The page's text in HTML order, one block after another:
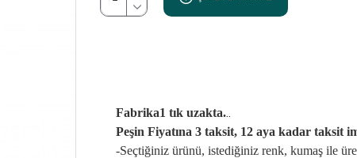
Fabrika1 tık uzakta...
Peşin Fiyatına 3 taksit, 12 aya kadar taksit
-Seçtiğiniz ürünü, istediğiniz renk, kumaş ile